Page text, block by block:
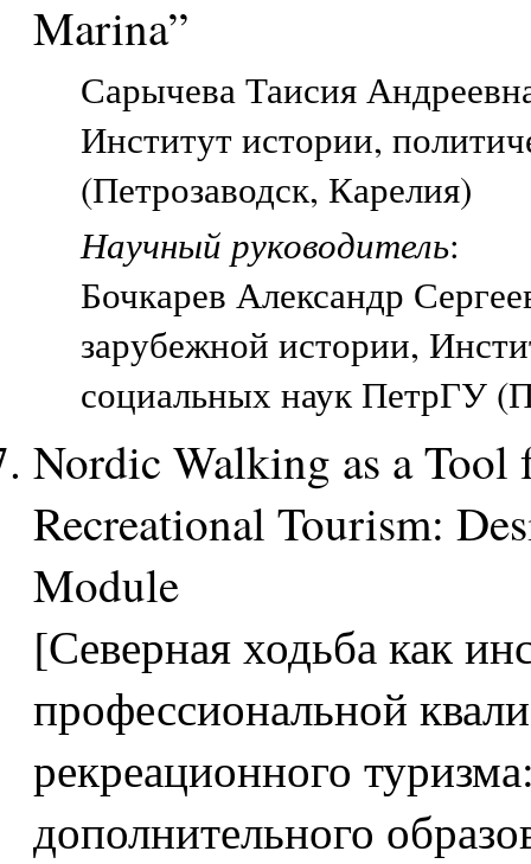
Marina”
Сарычева Таисия
Институт истории,
(Петрозаводск, Карелия)
Научный руководитель:
Бочкарев Александр
зарубежной истории,
социальных наук ПетрГУ
Nordic Walking as a
Recreational Tourism:
Module
[Северная ходьба как
профессиональной
рекреационного
дополнительного